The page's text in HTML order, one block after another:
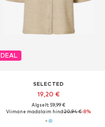
DEAL
SELECTED
19,20 €
Algselt: 59,99 €
Viimane madalaim hind:20,94 €-8%